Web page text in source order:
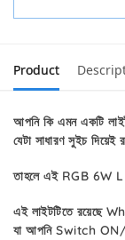
Product
আপনি কি এমন একটি
যেটা সাধারণ সুইচ দিয়েই
তাহলে এই RGB 6W
এই লাইটটিতে রয়েছে
যা আপনি Switch ON/